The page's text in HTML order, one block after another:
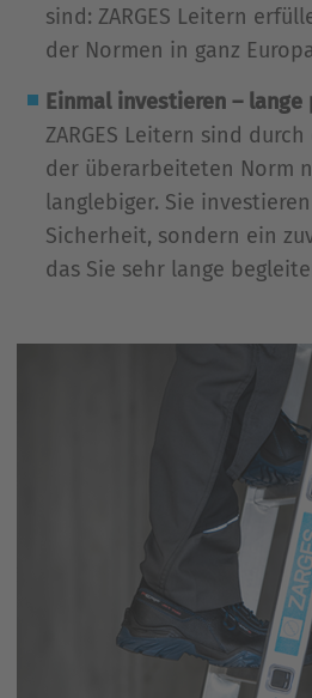
sind: ZARGES Leitern
der Normen in ganz
Einmal investieren –
ZARGES Leitern sind
der überarbeiteten Norm
langlebiger. Sie
Sicherheit, sondern ein
das Sie sehr lange